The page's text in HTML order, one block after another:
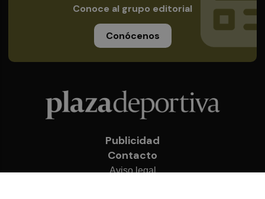
Conoce al grupo editorial
Conócenos
Publicidad
Contacto
Aviso legal